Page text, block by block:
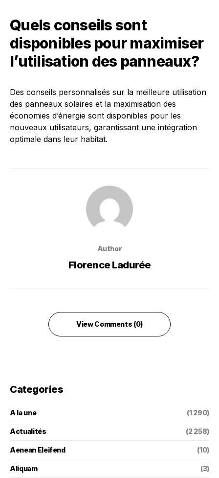
Quels conseils sont
disponibles pour maximiser
l’utilisation des panneaux?
Des conseils personnalisés sur la meilleure utilisation
des panneaux solaires et la maximisation des
économies d’énergie sont disponibles pour les
nouveaux utilisateurs, garantissant une intégration
optimale dans leur habitat.
Author
Florence Ladurée
View Comments (0)
Categories
A la une (1 290)
Actualités (2 258)
Aenean Eleifend (10)
Aliquam (3)